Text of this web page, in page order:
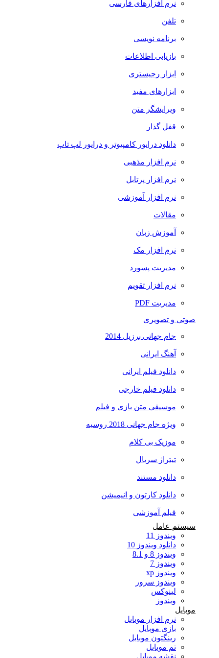
نرم افزارهای فارسی
تلفن
برنامه نویسی
بازیابی اطلاعات
ابزار رجیستری
ابزارهای مفید
ویرایشگر متن
قفل گذار
دانلود درایور کامپیوتر و درایور لپ تاپ
نرم افزار مذهبی
نرم افزار پرتابل
نرم افزار آموزشی
مقالات
آموزش زبان
نرم افزار مک
مدیریت پسورد
نرم افزار تقویم
مدیریت PDF
صوتی و تصویری
جام جهانی برزیل 2014
آهنگ ایرانی
دانلود فیلم ایرانی
دانلود فیلم خارجی
موسیقی متن بازی و فیلم
ویژه جام جهانی 2018 روسیه
موزیک بی کلام
تیتراژ سریال
دانلود مستند
دانلود کارتون و انیمیشن
فیلم آموزشی
سیستم عامل
ویندوز 11
دانلود ویندوز 10
ویندوز 8 و 8.1
ویندوز 7
ویندوز xp
ویندوز سرور
لینوکس
ویندوز
موبایل
نرم افزار موبایل
بازی موبایل
رینگتون موبایل
تم موبایل
نقشه موبایل